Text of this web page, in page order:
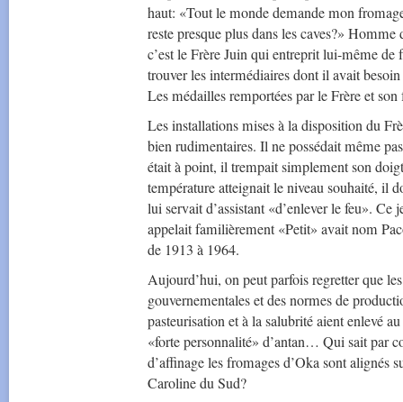
haut: «Tout le monde demande mon
reste presque plus dans les caves?»
c’est le Frère Juin qui entreprit lui-même
trouver les intermédiaires dont il avait
Les médailles remportées par le Frère et
Les installations mises à la disposition du
bien rudimentaires. Il ne possédait même
était à point, il trempait simplement son
température atteignait le niveau souhaité, il
lui servait d’assistant «d’enlever le feu». Ce
appelait familièrement «Petit» avait nom
de 1913 à 1964.
Aujourd’hui, on peut parfois regretter que
gouvernementales et des normes de
pasteurisation et à la salubrité aient enlevé
«forte personnalité» d’antan… Qui sait par
d’affinage les fromages d’Oka sont alignés
Caroline du Sud?